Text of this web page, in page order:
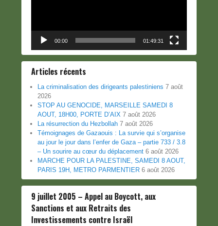
00:00 01:49:31
Articles récents
La criminalisation des dirigeants palestiniens 7 août
2026
STOP AU GENOCIDE, MARSEILLE SAMEDI 8
AOUT, 18H00, PORTE D’AIX 7 août 2026
La résurrection du Hezbollah 7 août 2026
Témoignages de Gazaouis : La survie qui s’organise
au jour le jour dans l’enfer de Gaza – partie 733 / 3.8
– Un sourire au cœur du déplacement 6 août 2026
MARCHE POUR LA PALESTINE, SAMEDI 8 AOUT,
PARIS 19H, METRO PARMENTIER 6 août 2026
9 juillet 2005 – Appel au Boycott, aux
Sanctions et aux Retraits des
Investissements contre Israël